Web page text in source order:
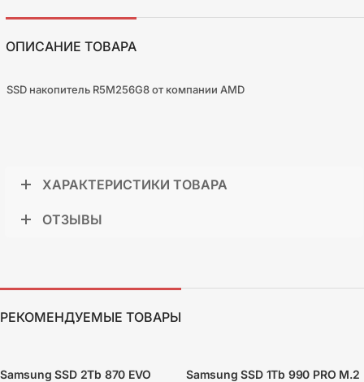
ОПИСАНИЕ ТОВАРА
SSD накопитель R5M256G8 от компании AMD
ХАРАКТЕРИСТИКИ ТОВАРА
ОТЗЫВЫ
РЕКОМЕНДУЕМЫЕ ТОВАРЫ
Samsung SSD 2Tb 870 EVO
Samsung SSD 1Tb 990 PRO M.2